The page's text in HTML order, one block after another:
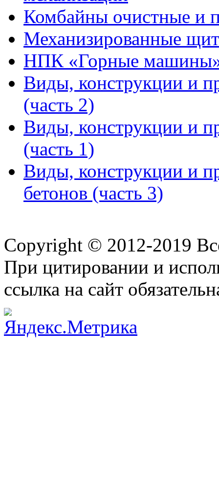
Комбайны очистные и
Механизированные
НПК «Горные
Виды, конструкции и
(часть 2)
Виды, конструкции и
(часть 1)
Виды, конструкции и
бетонов (часть 3)
Copyright © 2012-2019
При цитировании и
ссылка на сайт